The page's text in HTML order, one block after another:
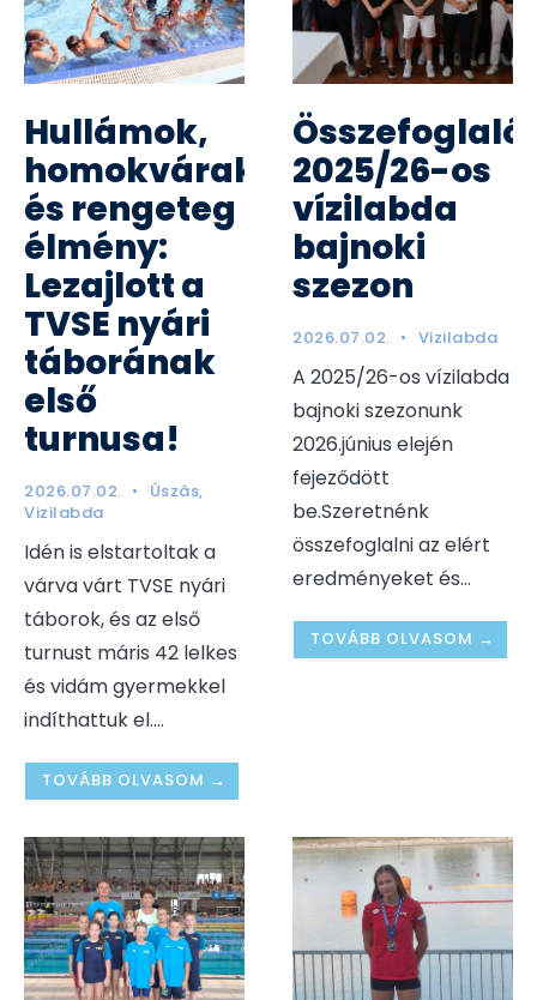
Hullámok,
homokvárak
és rengeteg
élmény:
Lezajlott a
TVSE nyári
táborának
első
turnusa!
2026.07.02. • Úszás,
Vizilabda
Idén is elstartoltak a
várva várt TVSE nyári
táborok, és az első
turnust máris 42 lelkes
és vidám gyermekkel
indíthattuk el....
TOVÁBB OLVASOM →
Összefoglaló:
2025/26-os
vízilabda
bajnoki
szezon
2026.07.02. • Vizilabda
A 2025/26-os vízilabda
bajnoki szezonunk
2026.június elején
fejeződött
be.Szeretnénk
összefoglalni az elért
eredményeket és...
TOVÁBB OLVASOM →